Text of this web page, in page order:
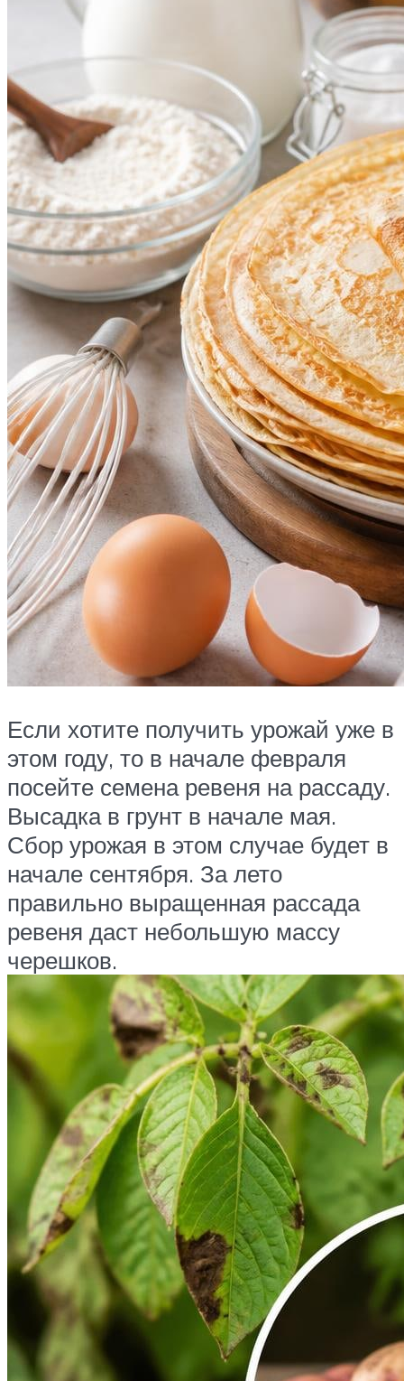
Если хотите получить урожай уже в
этом году, то в начале февраля
посейте семена ревеня на рассаду.
Высадка в грунт в начале мая.
Сбор урожая в этом случае будет в
начале сентября. За лето
правильно выращенная рассада
ревеня даст небольшую массу
черешков.